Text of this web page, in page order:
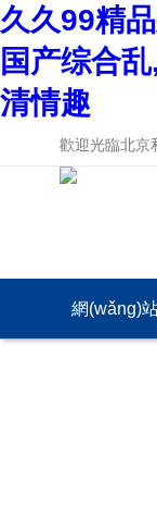
久久99精
国产综合
清情趣
歡迎光臨北京
網(wǎng)